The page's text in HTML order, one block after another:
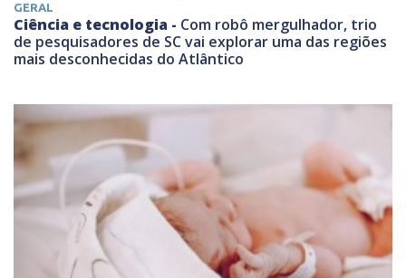
GERAL
Ciência e tecnologia - Com robô mergulhador, trio
de pesquisadores de SC vai explorar uma das regiões
mais desconhecidas do Atlântico